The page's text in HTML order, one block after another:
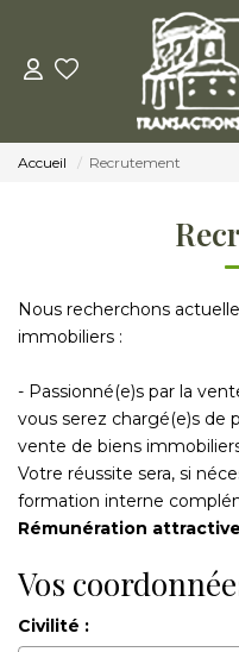
Nos
Accueil Recrutement
Nous recherchons
immobiliers :
- Passionné(e)s par la
vous serez chargé(e)s de
vente de biens
Votre réussite sera, si
formation interne
Rémunération attractive
Vos
Civilité :